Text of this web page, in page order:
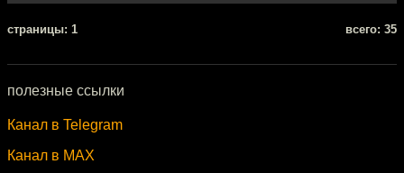
cтраницы: 1 всего: 35
полезные ссылки
Канал в Telegram
Канал в MAX